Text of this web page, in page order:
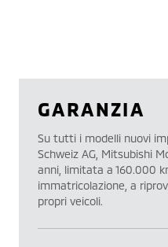
GARANZIA
Su tutti i modelli nuovi
Schweiz AG, Mitsubishi
anni, limitata a 160.000
immatricolazione, a
propri veicoli.